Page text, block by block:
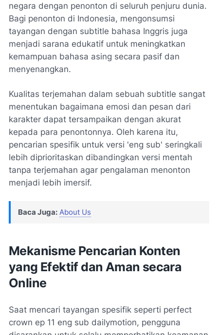
negara dengan penonton di seluruh penjuru dunia.
Bagi penonton di Indonesia, mengonsumsi
tayangan dengan subtitle bahasa Inggris juga
menjadi sarana edukatif untuk meningkatkan
kemampuan bahasa asing secara pasif dan
menyenangkan.
Kualitas terjemahan dalam sebuah subtitle sangat
menentukan bagaimana emosi dan pesan dari
karakter dapat tersampaikan dengan akurat
kepada para penontonnya. Oleh karena itu,
pencarian spesifik untuk versi 'eng sub' seringkali
lebih diprioritaskan dibandingkan versi mentah
tanpa terjemahan agar pengalaman menonton
menjadi lebih imersif.
Baca Juga: About Us
Mekanisme Pencarian Konten
yang Efektif dan Aman secara
Online
Saat mencari tayangan spesifik seperti perfect
crown ep 11 eng sub dailymotion, pengguna